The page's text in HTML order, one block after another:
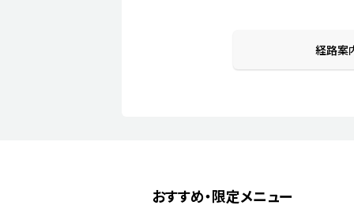
経路案
おすすめ・限定メニュー